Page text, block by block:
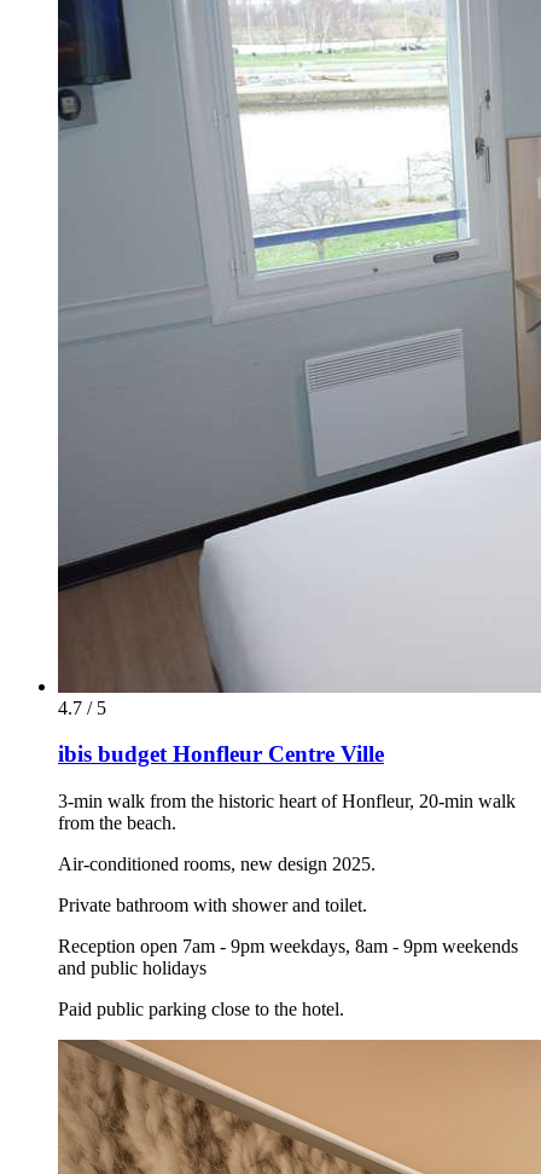
4.7 / 5
ibis budget Honfleur Centre Ville
3-min walk from the historic heart of Honfleur, 20-min walk
from the beach.
Air-conditioned rooms, new design 2025.
Private bathroom with shower and toilet.
Reception open 7am - 9pm weekdays, 8am - 9pm weekends
and public holidays
Paid public parking close to the hotel.